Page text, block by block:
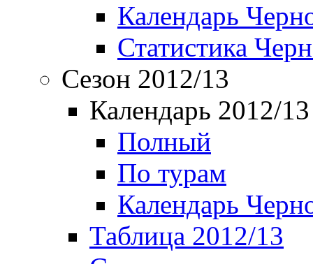
Календарь
Статистика
Сезон 2012/13
Календарь 2012/13
Полный
По турам
Календарь
Таблица 2012/13